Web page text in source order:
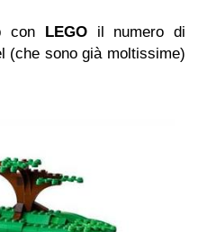
con LEGOil numero di
(che sono già moltissime)